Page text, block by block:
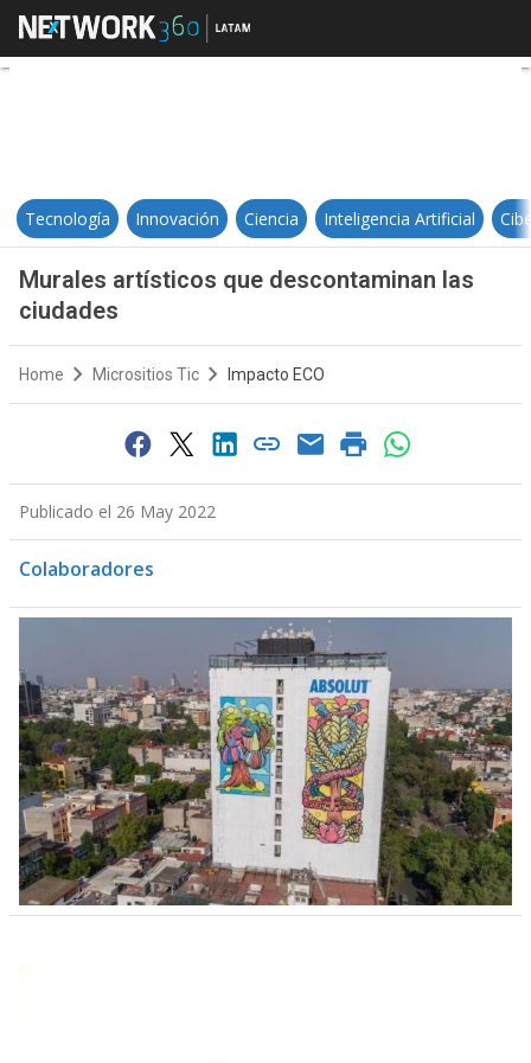
Murales artísticos que
Tecnología Innovación Ciencia Inteligencia Artificial
Murales artísticos que descontaminan las
ciudades
Home Micrositios Tic Impacto ECO
Publicado el 26 May 2022
Colaboradores